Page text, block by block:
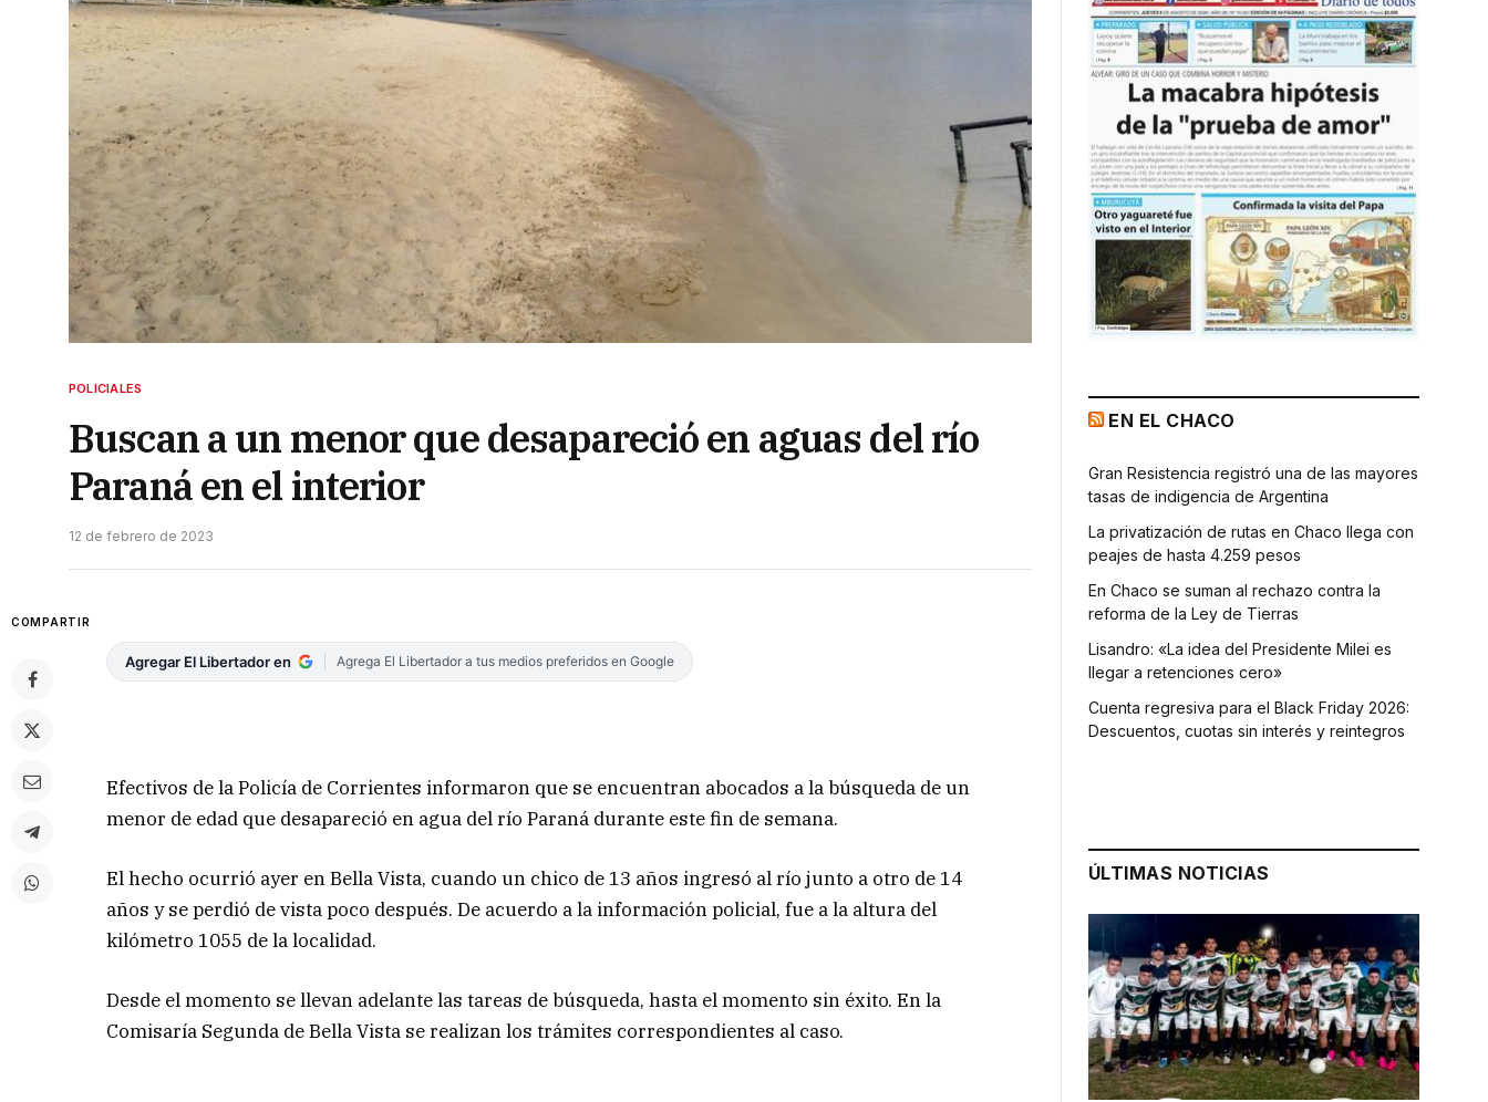
POLICIALES
Buscan a un menor que desapareció en aguas del río
Paraná en el interior
12 de febrero de 2023
COMPARTIR
Agregar El Libertador en Agrega El Libertador a tus medios preferidos en Google
Efectivos de la Policía de Corrientes informaron que se encuentran abocados a la búsqueda de un
menor de edad que desapareció en agua del río Paraná durante este fin de semana.
El hecho ocurrió ayer en Bella Vista, cuando un chico de 13 años ingresó al río junto a otro de 14
años y se perdió de vista poco después. De acuerdo a la información policial, fue a la altura del
kilómetro 1055 de la localidad.
Desde el momento se llevan adelante las tareas de búsqueda, hasta el momento sin éxito. En la
Comisaría Segunda de Bella Vista se realizan los trámites correspondientes al caso.
EN EL CHACO
Gran Resistencia registró una de las mayores
tasas de indigencia de Argentina
La privatización de rutas en Chaco llega con
peajes de hasta 4.259 pesos
En Chaco se suman al rechazo contra la
reforma de la Ley de Tierras
Lisandro: «La idea del Presidente Milei es
llegar a retenciones cero»
Cuenta regresiva para el Black Friday 2026:
Descuentos, cuotas sin interés y reintegros
ÚLTIMAS NOTICIAS